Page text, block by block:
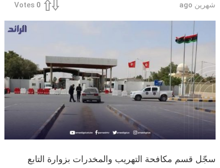
شهرين ago 0
Votes
سجّل قسم مكافحة التهريب والمخدرات بزوارة التابع